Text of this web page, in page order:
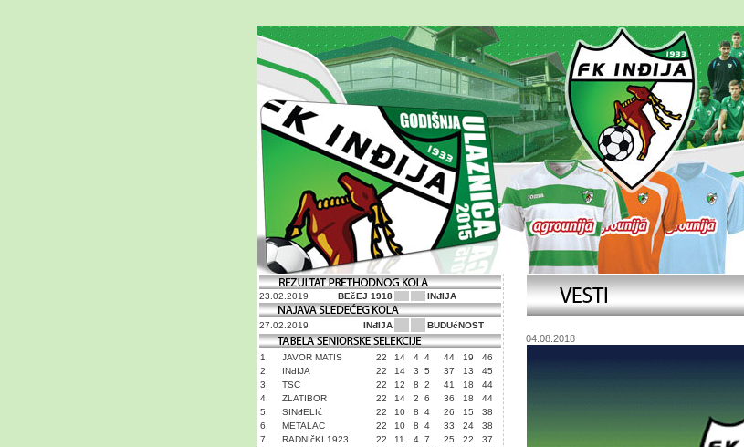
23.02.2019 BEčEJ 1918 INđIJA
27.02.2019 INđIJA BUDUćNOST
1. JAVOR MATIS 22 14 4 4 44 19
46
2.
INđIJA 22 14 3 5 37 13
45
3.
TSC 22 12 8 2 41 18
44
4.
ZLATIBOR 22 14 2 6 36 18
44
5.
SINđELIć 22 10 8 4 26 15
38
6.
METALAC 22 10 8 4 33 24
38
7.
RADNIčKI 1923 22 11 4 7 25 22
37
04.08.2018